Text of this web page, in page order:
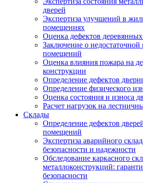
дверей
Экспертиза улучшений в
помещениях
Оценка дефектов
Заключение о недостаточной
помещений
Оценка влияния пожара на
конструкции
Определение дефектов
Определение физического
Оценка состояния и износа
Расчет нагрузок на
Склады
Определение дефектов
помещений
Экспертиза аварийного
безопасности и надежности
Обследование каркасного
металлоконструкций:
безопасности